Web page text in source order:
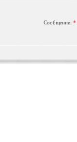
Сообщение: *